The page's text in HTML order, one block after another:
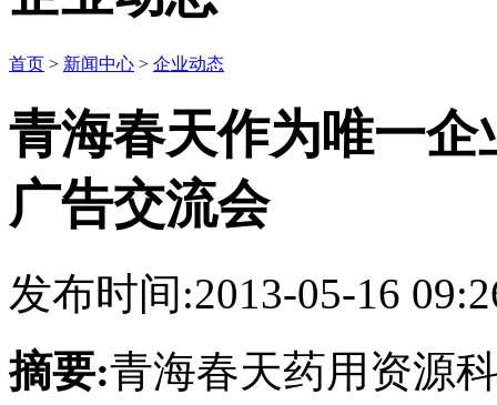
首页 > 新闻中心 > 企业动态
青海春天作为唯一
广告交流会
发布时间:2013-05-16
摘要:青海春天药用资源